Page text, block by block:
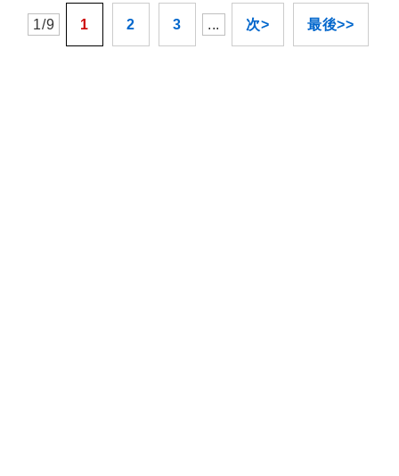
1/9 1 2 3 ... 次> 最後>>